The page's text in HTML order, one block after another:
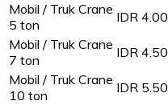
Mobil / Truk Crane
5 ton
IDR
Mobil / Truk Crane
7 ton
IDR
Mobil / Truk Crane
10 ton
IDR